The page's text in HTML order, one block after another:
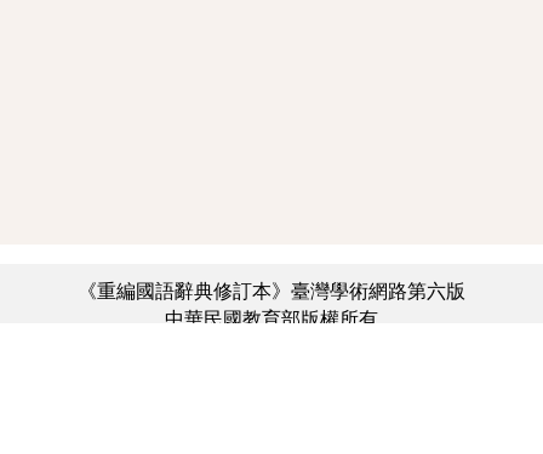
《重編國語辭典修訂本》臺灣學術網路第六版
中華民國教育部版權所有